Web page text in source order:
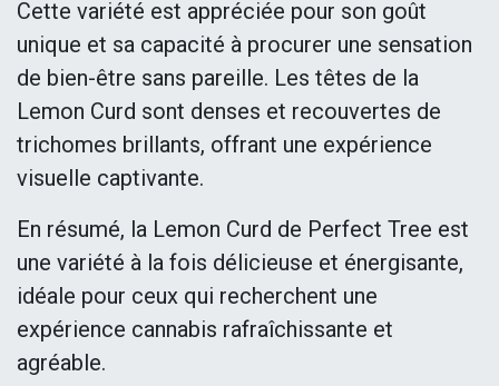
Cette variété est appréciée pour son goût
unique et sa capacité à procurer une sensation
de bien-être sans pareille. Les têtes de la
Lemon Curd sont denses et recouvertes de
trichomes brillants, offrant une expérience
visuelle captivante.
En résumé, la Lemon Curd de Perfect Tree est
une variété à la fois délicieuse et énergisante,
idéale pour ceux qui recherchent une
expérience cannabis rafraîchissante et
agréable.